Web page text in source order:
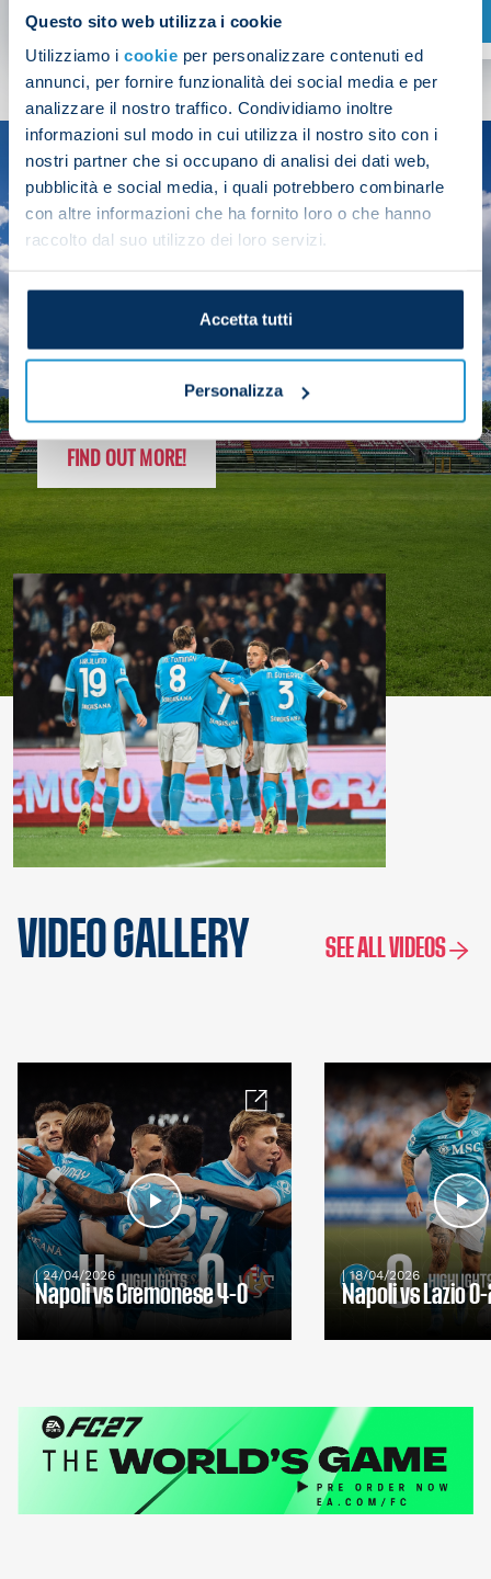
Questo sito web utilizza i cookie
Utilizziamo i cookie per personalizzare contenuti ed
annunci, per fornire funzionalità dei social media e per
analizzare il nostro traffico. Condividiamo inoltre
informazioni sul modo in cui utilizza il nostro sito con i
nostri partner che si occupano di analisi dei dati web,
pubblicità e social media, i quali potrebbero combinarle
con altre informazioni che ha fornito loro o che hanno
raccolto dal suo utilizzo dei loro servizi.
Accetta tutti
Personalizza
SHOP NOW
SEASON
2025/26
FOLLOW THE CHAMPS' JOURNEY
FIND OUT MORE!
VIDEO GALLERY SEE ALL VIDEOS
| 24/04/2026
Napoli vs Cremonese 4-0
| 18/04/2026
Napoli vs Lazio